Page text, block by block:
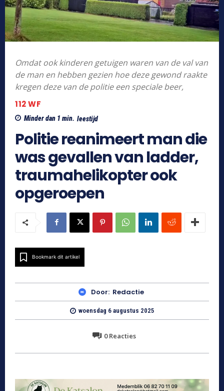
Omdat ook kinderen getuigen waren van de val van
de man en hebben gezien hoe deze gewond raakte
kregen deze van de politie een speciale beer,
112 WF
Minder dan 1 min. leestijd
Politie reanimeert man die
was gevallen van ladder,
traumahelikopter ook
opgeroepen
Bookmark dit artikel
Door: Redactie
woensdag 6 augustus 2025
0Reacties